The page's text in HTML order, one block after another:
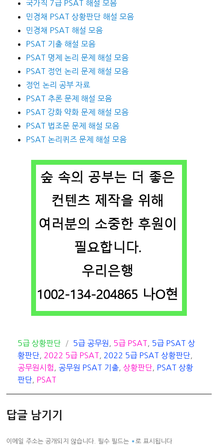
국가직 7급 PSAT 해설 모음
민경채 PSAT 상황판단 해설 모음
민경채 PSAT 해설 모음
PSAT 기출 해설 모음
PSAT 명제 논리 문제 해설 모음
PSAT 정언 논리 문제 해설 모음
정언 논리 공부 자료
PSAT 추론 문제 해설 모음
PSAT 강화 약화 문제 해설 모음
PSAT 법조문 문제 해설 모음
PSAT 논리퀴즈 문제 해설 모음
카
테
고
리
5급 상황판단
태
그
5급 공무원 5급 PSAT
5급 PSAT 상
황판단
2022 5급 PSAT 2022 5급 PSAT 상황판단
공무원시험
공무원 PSAT 기출 ,상황판단
PSAT 상황
판단
PSAT
답글 남기기
이메일 주소는 공개되지 않습니다. 필수 필드는 * 로 표시됩니다